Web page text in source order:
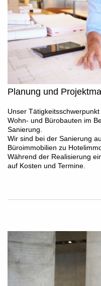
Planung und
Unser
Wohn- und Bürobauten im
Sanierung.
Wir sind bei der Sanierung
Büroimmobilien zu
Während der Realisierung
auf Kosten und Termine.